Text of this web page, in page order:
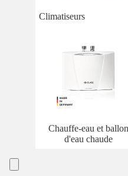
Climatiseurs
Chauffe-eau et ballon
d'eau chaude